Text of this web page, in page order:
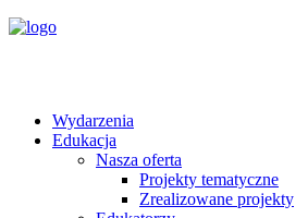
Wydarzenia
Edukacja
Nasza oferta
Projekty tematyczne
Zrealizowane projekty